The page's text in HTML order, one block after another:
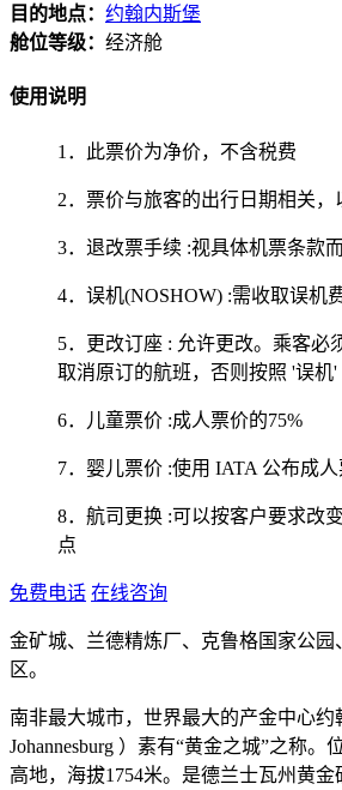
目的地点： 约翰内斯堡
舱位等级： 经济舱
使用说明
1．此票价为净价，不含税费
2．票价与旅客的出行日期相关，
3．退改票手续 :视具体机票条款
4．误机(NOSHOW) :需收取误机
5．更改订座 : 允许更改。乘客必
取消原订的航班，否则按照 '误机'
6．儿童票价 :成人票价的75%
7．婴儿票价 :使用 IATA 公布成
8．航司更换 :可以按客户要求改
点
免费电话 在线咨询
金矿城、兰德精炼厂、克鲁格国家公园
区。
南非最大城市，世界最大的产金中心约
Johannesburg ）素有“黄金之城”之称。
高地，海拔1754米。是德兰士瓦州黄金